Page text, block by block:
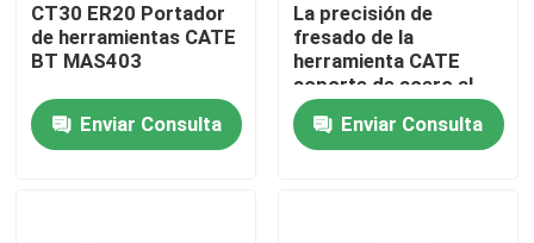
Hogar
Productos
CT30 ER20 Portador
de herramientas CATE
BT MAS403
Enviar Consulta
La precisión de
fresado de la
herramienta CATE
soporte de acero al
carbono CATE50 OZ
Collet Chuck
Enviar Consulta